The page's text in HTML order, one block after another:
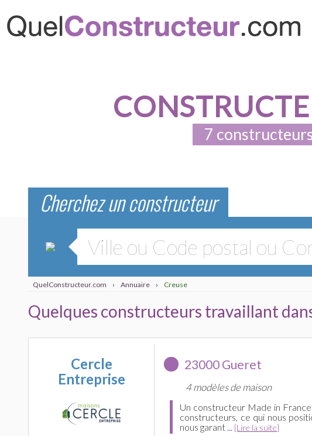
7
Cherchez un constructeur
QuelConstructeur.com › Annuaire › Creuse
Quelques constructeurs travaillant
Cercle
Entreprise
23000 Gueret
4 modèles de maison
Un constructeur Made in
constructeurs, ce qui nous
nous garant ... [Lire la suite]